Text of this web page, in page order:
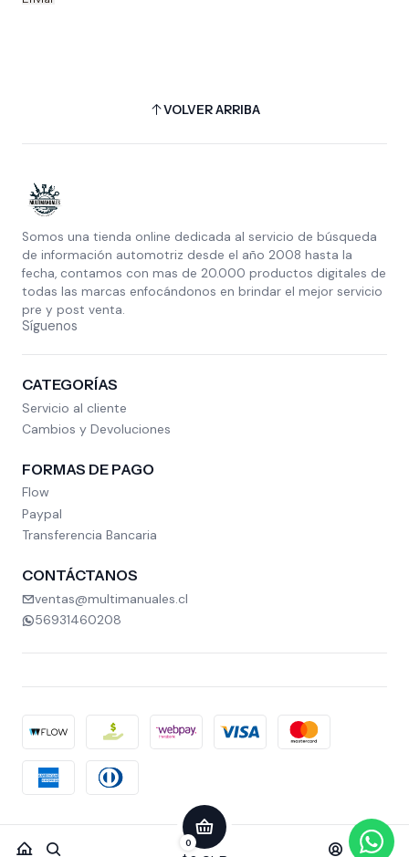
0
VOLVER ARRIBA
Somos una tienda online dedicada al servicio de búsqueda
de información automotriz desde el año 2008 hasta la
fecha, contamos con mas de 20.000 productos digitales de
todas las marcas enfocándonos en brindar el mejor servicio
pre y post venta.
Síguenos
CATEGORÍAS
Servicio al cliente
Cambios y Devoluciones
FORMAS DE PAGO
Flow
Paypal
Transferencia Bancaria
CONTÁCTANOS
ventas@multimanuales.cl
56931460208
Todos los derechos reservados.Desarrollado por Jumpseller.